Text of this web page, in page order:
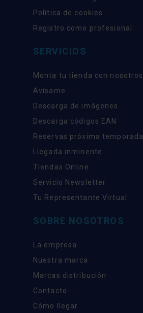
Política de cookies
Registro como profesional
SERVICIOS
Monta tu tienda con nosotros
Avísame
Descarga de imágenes
Descarga códigos EAN
Reservas próxima temporada
Llegada inminente
Tiendas Online
Servicio Newsletter
Tu Representante Virtual
SOBRE NOSOTROS
La empresa
Nuestra marca
Marcas distribución
Contacto
Cómo llegar